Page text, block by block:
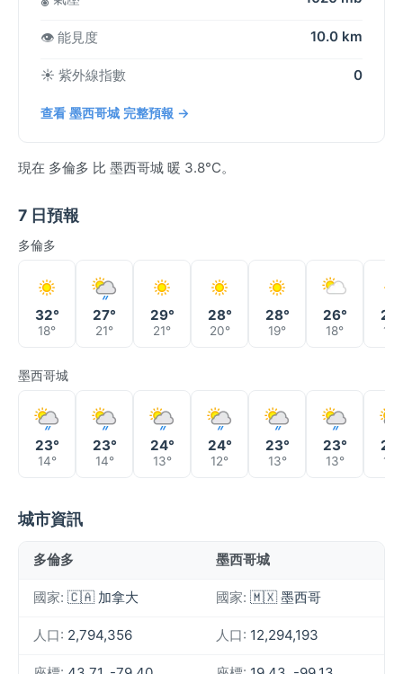
👁️ 能見度 10.0 km
☀️ 紫外線指數 0
查看 墨西哥城 完整預報 →
現在 多倫多 比 墨西哥城 暖 3.8°C。
7 日預報
多倫多
32°
18°
27°
21°
29°
21°
28°
20°
28°
19°
26°
18° 16°
墨西哥城
23°
14°
23°
14°
24°
13°
24°
12°
23°
13°
23°
13° 14°
城市資訊
多倫多 墨西哥城
國家: 🇨🇦 加拿大 國家: 🇲🇽 墨西哥
人口: 2,794,356 人口: 12,294,193